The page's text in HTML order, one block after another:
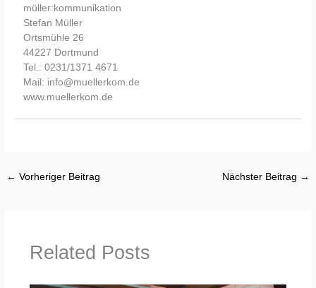
müller:kommunikation
Stefan Müller
Ortsmühle 26
44227 Dortmund
Tel.: 0231/1371 4671
Mail: info@muellerkom.de
www.muellerkom.de
← Vorheriger Beitrag Nächster Beitrag →
Related Posts